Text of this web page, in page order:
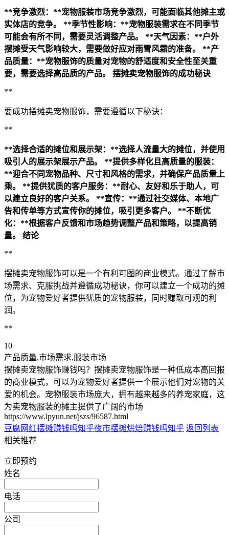
**竞争激烈：**宠物服装市场竞争激烈，可能面临其他摊主或
实体店的竞争。
**季节性影响：**宠物服装需求在不同季节
可能会有所不同，需要灵活调整产品。
**天气因素：**户外
摆摊受天气影响较大，需要做好应对雨雪风霜的准备。
**产
品质量：**宠物服饰的质量对宠物的舒适度和安全性至关重
要，需要选择高品质的产品。
摆摊卖宠物服饰的成功秘诀
**
要成功摆摊卖宠物服饰，需要遵循以下秘诀：
**
**选择合适的摊位和展示架：**选择人流量大的摊位，并使用
吸引人的展示架展示产品。
**提供多样化且高质量的服装：
**迎合不同宠物品种、尺寸和风格的需求，并确保产品质量上
乘。
**提供犹质的客户服务：**耐心、友好和乐于助人，可
以建立良好的客户关系。
**宣传：**通过社交媒体、本地广
告和传单等方式宣传你的摊位，吸引更多客户。
**不断优
化：**根据客户反馈和市场趋势调整产品和策略，以提高销
量。
结论
**
摆摊卖宠物服饰可以是一个有利可图的商业模式。通过了解市
场需求、克服挑战并遵循成功秘诀，你可以建立一个成功的摊
位，为宠物爱好者提供犹质的宠物服装，同时赚取可观的利
润。
**
10
产品质量,市场需求,服装市场
摆摊卖宠物服饰赚钱吗？摆摊卖宠物服饰是一种低成本高回报
的商业模式，可以为宠物爱好者提供一个展示他们对宠物的关
爱的机会。宠物服装市场庞大，拥有越来越多的养宠家庭，这
为卖宠物服装的摊主提供了广阔的市场
https://www.lpyun.net/jszs/96587.html
豆腐网红摆摊赚钱吗知乎夜市摆摊烘焙赚钱吗知乎 返回列表
相关推荐
立即预约
姓名
电话
公司